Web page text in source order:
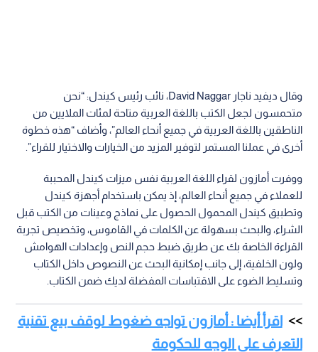
وقال ديفيد ناجار David Naggar، نائب رئيس كيندل: “نحن
متحمسون لجعل الكتب باللغة العربية متاحة لمئات الملايين من
الناطقين باللغة العربية في جميع أنحاء العالم”، وأضاف “هذه خطوة
أخرى في عملنا المستمر لتوفير المزيد من الخيارات والاختيار للقراء”.
ووفرت أمازون لقراء اللغة العربية نفس ميزات كيندل المحببة
للعملاء في جميع أنحاء العالم، إذ يمكن باستخدام أجهزة كيندل
وتطبيق كيندل المحمول الحصول على نماذج وعينات من الكتب قبل
الشراء، والبحث بسهولة عن الكلمات في القاموس، وتخصيص تجربة
القراءة الخاصة بك عن طريق ضبط حجم النص وإعدادات الهوامش
ولون الخلفية، إلى جانب إمكانية البحث عن النصوص داخل الكتاب
وتسليط الضوء على الاقتباسات المفضلة لديك ضمن الكتاب.
اقرأ أيضا : أمازون تواجه ضغوط لوقف بيع تقنية
التعرف على الوجه للحكومة